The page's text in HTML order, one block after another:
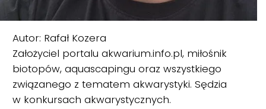
Autor: Rafał Kozera
Założyciel portalu akwarium.info.pl, miłośnik
biotopów, aquascapingu oraz wszystkiego
związanego z tematem akwarystyki. Sędzia
w konkursach akwarystycznych.